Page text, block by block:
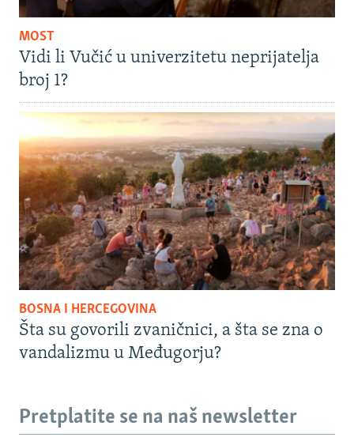
MOST
Vidi li Vučić u univerzitetu neprijatelja
broj 1?
BOSNA I HERCEGOVINA
Šta su govorili zvaničnici, a šta se zna o
vandalizmu u Međugorju?
Pretplatite se na naš newsletter